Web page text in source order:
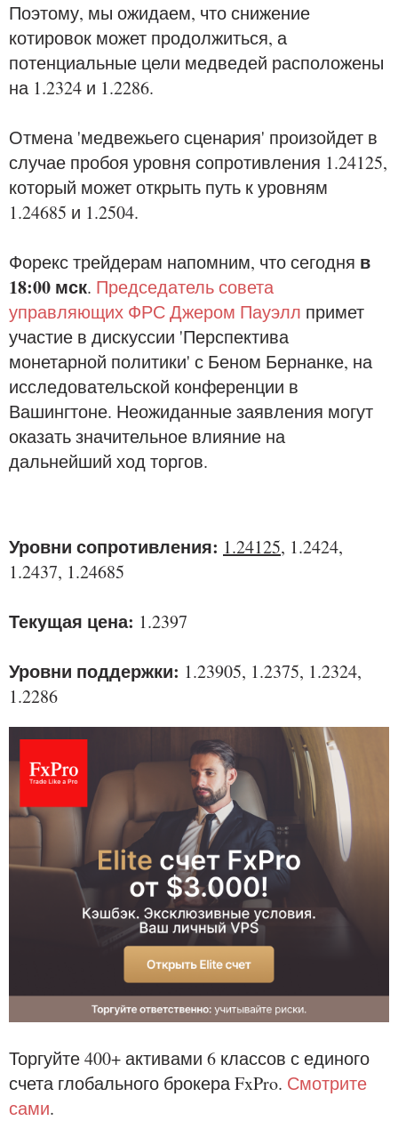
Поэтому, мы ожидаем, что снижение
котировок может продолжиться, а
потенциальные цели медведей расположены
на 1.2324 и 1.2286.
Отмена 'медвежьего сценария' произойдет в
случае пробоя уровня сопротивления 1.24125,
который может открыть путь к уровням
1.24685 и 1.2504.
Форекс трейдерам напомним, что сегодня в
18:00 мск. Председатель совета
управляющих ФРС Джером Пауэлл примет
участие в дискуссии 'Перспектива
монетарной политики' с Беном Бернанке, на
исследовательской конференции в
Вашингтоне. Неожиданные заявления могут
оказать значительное влияние на
дальнейший ход торгов.
Уровни сопротивления: 1.24125, 1.2424,
1.2437, 1.24685
Текущая цена: 1.2397
Уровни поддержки: 1.23905, 1.2375, 1.2324,
1.2286
Торгуйте 400+ активами 6 классов с единого
счета глобального брокера FxPro. Смотрите
сами.